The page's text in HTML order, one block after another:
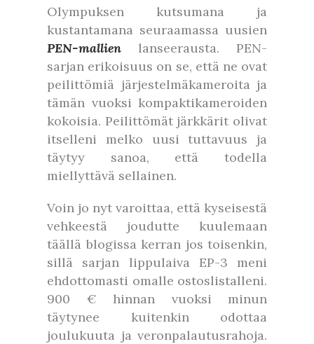
Olympuksen kutsumana ja
kustantamana seuraamassa uusien
PEN-mallien lanseerausta. PEN-
sarjan erikoisuus on se, että ne ovat
peilittömiä järjestelmäkameroita ja
tämän vuoksi kompaktikameroiden
kokoisia. Peilittömät järkkärit olivat
itselleni melko uusi tuttavuus ja
täytyy sanoa, että todella
miellyttävä sellainen.
Voin jo nyt varoittaa, että kyseisestä
vehkeestä joudutte kuulemaan
täällä blogissa kerran jos toisenkin,
sillä sarjan lippulaiva EP-3 meni
ehdottomasti omalle ostoslistalleni.
900 € hinnan vuoksi minun
täytynee kuitenkin odottaa
joulukuuta ja veronpalautusrahoja.